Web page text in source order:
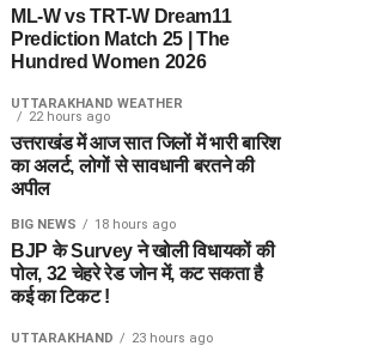
ML-W vs TRT-W Dream11
Prediction Match 25 | The
Hundred Women 2026
UTTARAKHAND WEATHER
22 hours ago
उत्तराखंड में आज सात जिलों में भारी बारिश
का अलर्ट, लोगों से सावधानी बरतने की
अपील
BIG NEWS 18 hours ago
BJP के Survey ने खोली विधायकों की
पोल, 32 चेहरे रेड जोन में, कट सकता है
कई का टिकट !
UTTARAKHAND 23 hours ago